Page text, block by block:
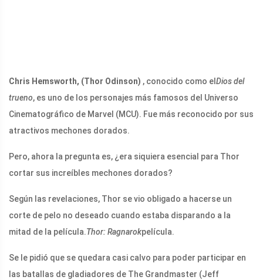
Chris Hemsworth, (Thor Odinson) , conocido como el Dios del
trueno, es uno de los personajes más famosos del Universo
Cinematográfico de Marvel (MCU). Fue más reconocido por sus
atractivos mechones dorados.
Pero, ahora la pregunta es, ¿era siquiera esencial para Thor
cortar sus increíbles mechones dorados?
Según las revelaciones, Thor se vio obligado a hacerse un
corte de pelo no deseado cuando estaba disparando a la
mitad de la película.Thor: Ragnarokpelícula.
Se le pidió que se quedara casi calvo para poder participar en
las batallas de gladiadores de The Grandmaster (Jeff